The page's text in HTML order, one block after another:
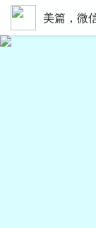
美篇，微